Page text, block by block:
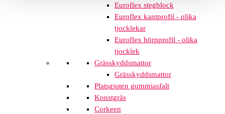
Euroflex stegblock
Euroflex kantprofil - olika
tjocklekar
Euroflex hörnprofil - olika
tjocklek
Grässkyddsmattor
Grässkyddsmattor
Platsgjuten gummiasfalt
Konstgräs
Corkeen